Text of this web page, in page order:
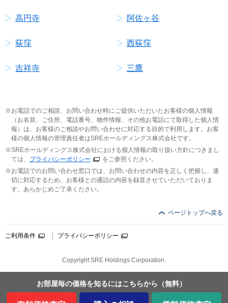
高円寺 阿佐ヶ谷
荻窪 西荻窪
吉祥寺 三鷹
お部屋毎の価格を知るにはこちらから （無料）
お電話でのご相談、お問い合わせ時にご提供いただいたお客様の個人情報
（お名前、ご住所、電話番号、物件情報、その他お電話にて取得した個人情
報）は、お客様のご相談やお問い合わせに対応する目的で利用します。お客
様の個人情報の管理責任者はSREホールディングス株式会社です。
SREホールディングス株式会社における個人情報の取り扱い方針につきまし
ては、 プライバシーポリシー
をご参照ください。
お電話でのお問い合わせ窓口では、お問い合わせの内容を正しく把握し、適
切に対応するため、お客様との通話の内容を録音させていただいておりま
す。あらかじめご了承ください。
ページトップへ戻る
ご利用条件 プライバシーポリシー
Copyright SRE Holdings Corporation.